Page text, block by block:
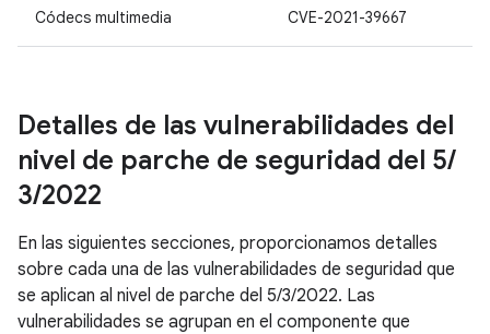
Códecs multimedia CVE-2021-39667
Detalles de las vulnerabilidades del
nivel de parche de seguridad del 5/
3/2022
En las siguientes secciones, proporcionamos detalles
sobre cada una de las vulnerabilidades de seguridad que
se aplican al nivel de parche del 5/3/2022. Las
vulnerabilidades se agrupan en el componente que